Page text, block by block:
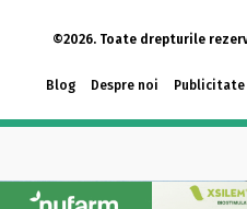
©2026. Toate drepturile
Blog Despre noi Publicitate